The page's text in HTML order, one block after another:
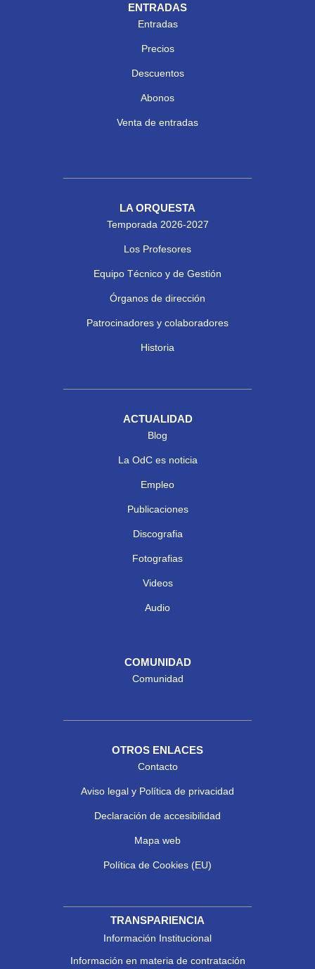
ENTRADAS
Entradas
Precios
Descuentos
Abonos
Venta de entradas
LA ORQUESTA
Temporada 2026-2027
Los Profesores
Equipo Técnico y de Gestión
Órganos de dirección
Patrocinadores y colaboradores
Historia
ACTUALIDAD
Blog
La OdC es noticia
Empleo
Publicaciones
Discografia
Fotografias
Videos
Audio
COMUNIDAD
Comunidad
OTROS ENLACES
Contacto
Aviso legal y Política de privacidad
Declaración de accesibilidad
Mapa web
Política de Cookies (EU)
TRANSPARIENCIA
Información Institucional
Información en materia de contratación